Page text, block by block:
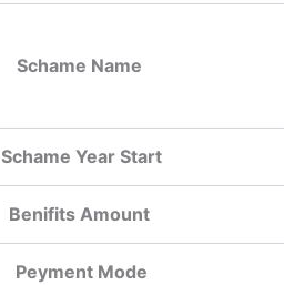
Schame Name
Schame Year Start
Benifits Amount
Peyment Mode